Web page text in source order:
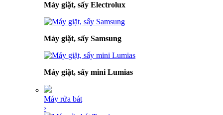
Máy giặt, sấy Electrolux
Máy giặt, sấy Samsung
Máy giặt, sấy mini Lumias
Máy rửa bát
›